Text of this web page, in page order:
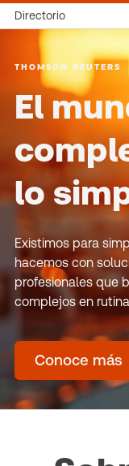
Directorio
THOMSON REUTERS
El
lo
Existimos para
hacemos con
profesionales que
complejos en
Conoce más